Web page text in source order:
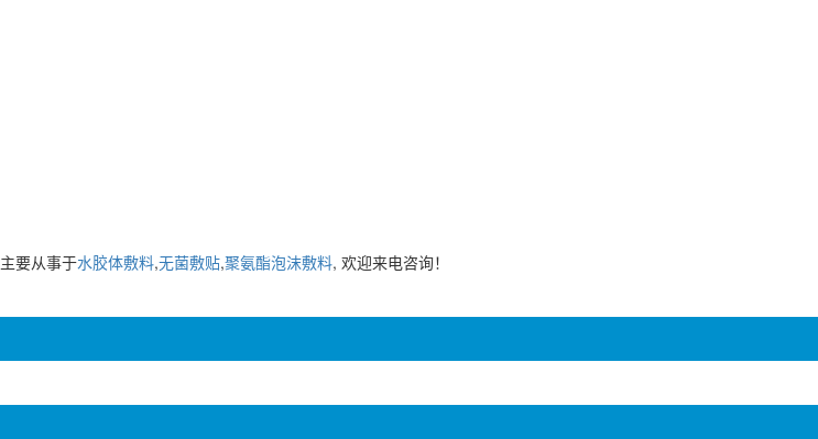
主要从事于水胶体敷料,无菌敷贴,聚氨酯泡沫敷料, 欢迎来电咨询！